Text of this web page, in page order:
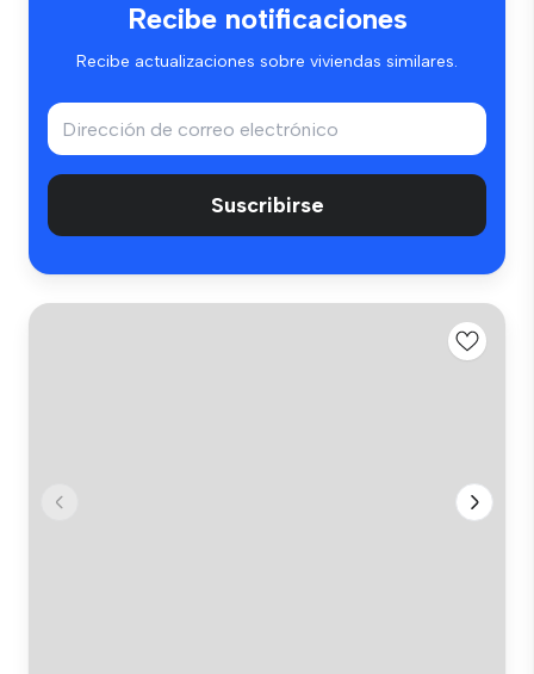
Recibe notificaciones
Recibe actualizaciones sobre viviendas similares.
Suscribirse